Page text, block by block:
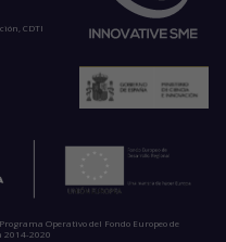
CDTI
Operativo del Fondo Europeo de
2014-2020